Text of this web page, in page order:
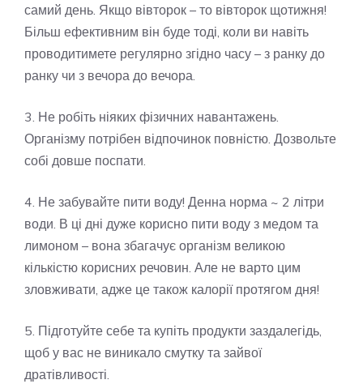
самий день. Якщо вівторок – то вівторок щотижня!
Більш ефективним він буде тоді, коли ви навіть
проводитимете регулярно згідно часу – з ранку до
ранку чи з вечора до вечора.
3. Не робіть ніяких фізичних навантажень.
Організму потрібен відпочинок повністю. Дозвольте
собі довше поспати.
4. Не забувайте пити воду! Денна норма ~ 2 літри
води. В ці дні дуже корисно пити воду з медом та
лимоном – вона збагачує організм великою
кількістю корисних речовин. Але не варто цим
зловживати, адже це також калорії протягом дня!
5. Підготуйте себе та купіть продукти заздалегідь,
щоб у вас не виникало смутку та зайвої
дратівливості.